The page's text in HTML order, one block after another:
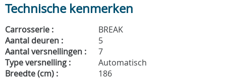
Technische kenmerken
Carrosserie :
BREAK
Aantal deuren :
5
Aantal versnellingen :
7
Type versnelling :
Automatisch
Breedte (cm) :
186